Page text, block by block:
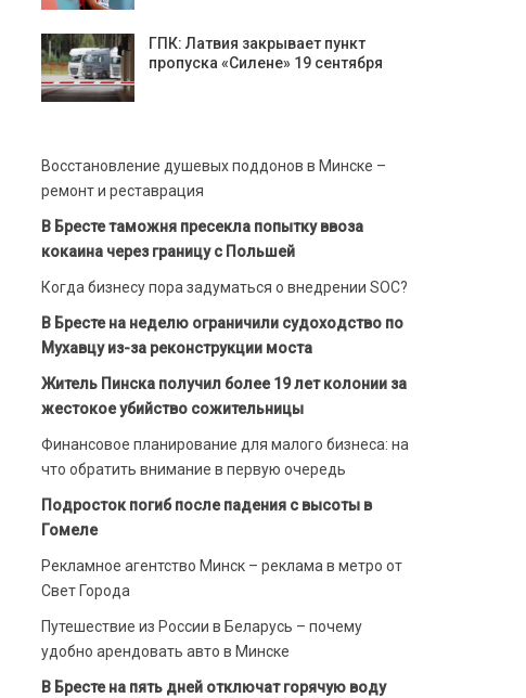
ГПК: Латвия закрывает пункт
пропуска «Силене» 19 сентября
Восстановление душевых поддонов в Минске –
ремонт и реставрация
В Бресте таможня пресекла попытку ввоза
кокаина через границу с Польшей
Когда бизнесу пора задуматься о внедрении SOC?
В Бресте на неделю ограничили судоходство по
Мухавцу из-за реконструкции моста
Житель Пинска получил более 19 лет колонии за
жестокое убийство сожительницы
Финансовое планирование для малого бизнеса: на
что обратить внимание в первую очередь
Подросток погиб после падения с высоты в
Гомеле
Рекламное агентство Минск – реклама в метро от
Свет Города
Путешествие из России в Беларусь – почему
удобно арендовать авто в Минске
В Бресте на пять дней отключат горячую воду